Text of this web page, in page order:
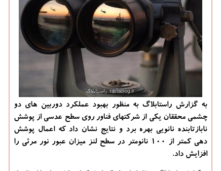
به گزارش راستابلاگ به منظور بهبود عملکرد دوربین های دو
چشمی محققان یکی از شرکتهای فناور روی سطح عدسی از پوشش
نابازتابنده نانویی بهره برد و نتایج نشان داد که اعمال پوشش
دهی کمتر از ۱۰۰ نانومتر در سطح لنز میزان عبور نور مرئی را
افزایش داد.